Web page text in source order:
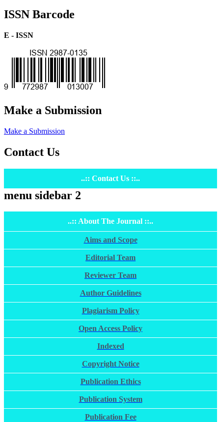
ISSN Barcode
E - ISSN
Make a Submission
Make a Submission
Contact Us
..:: Contact Us ::..
menu sidebar 2
..:: About The Journal ::..
Aims and Scope
Editorial Team
Reviewer Team
Author Guidelines
Plagiarism Policy
Open Access Policy
Indexed
Copyright Notice
Publication Ethics
Publication System
Publication Fee